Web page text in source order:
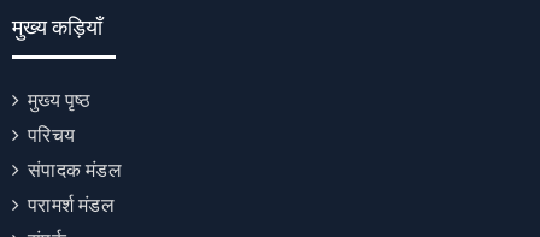
मुख्य कड़ियाँ
मुख्य पृष्ठ
परिचय
संपादक मंडल
परामर्श मंडल